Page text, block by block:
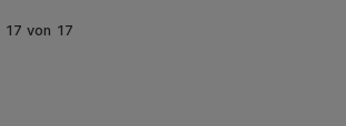
17 von 17